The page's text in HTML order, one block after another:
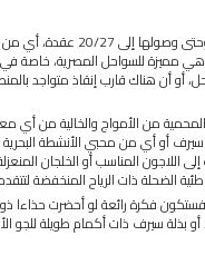
مميزة للسواحل المصرية، خاصة
أو أن هناك قارب إنقاذ متواجد
المحمية من الأمواج والخالية من أي
أو أي من محبي الأنشطة
المناسب أو الخلجان
الضحلة ذات الرياح المنخفضة
فكرة رائعة لو أحضرت حذاءا
سيرف ذات أكمام طويلة للجو